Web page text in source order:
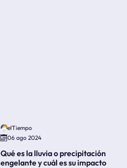
elTiempo
06 ago 2024
Qué es la lluvia o precipitación
engelante y cuál es su impacto